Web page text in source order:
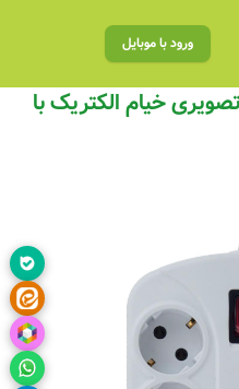
ورود با موبایل
تصویری خیام الکتریک با